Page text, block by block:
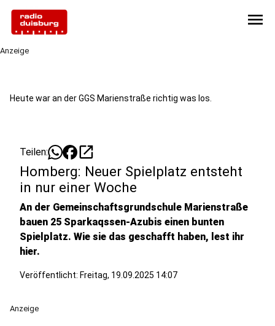
menu
Anzeige
Heute war an der GGS Marienstraße richtig was los.
Teilen: open_in_new
Homberg: Neuer Spielplatz entsteht
in nur einer Woche
An der Gemeinschaftsgrundschule Marienstraße
bauen 25 Sparkaqssen-Azubis einen bunten
Spielplatz. Wie sie das geschafft haben, lest ihr
hier.
Veröffentlicht: Freitag, 19.09.2025 14:07
Anzeige